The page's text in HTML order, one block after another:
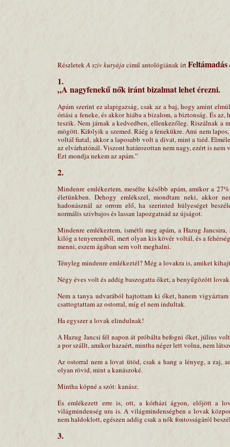
RészletekA szív kutyája című antológiának írtFeltámadás
1.
„A nagyfenekű nők iránt bizalmat lehet érezni.
Apám szerint ez alapigazság, csak az a baj, hogy amint
óriási a feneke, és akkor hiába a bizalom, a biztonság. És
teszik. Nem járnak a kedvedben, ellenkezőleg. Riszálnak a
mögött. Kifolyik a szemed. Ráég a fenekükre. Ami nem
voltál fiatal, akkor a laposabb volt a divat, mint a tiéd.
az elvárhatónál. Viszont határozottan nem nagy, ezért is nem
Ezt mondja nekem az apám.”
2.
Mindenre emlékeztem, mesélte később apám, amikor a
életünkben. Dehogy emlékszel, mondtam neki, akkor
hadonásznál az orrom elő, ha szerinted hülyeséget
normális szívbajos és lassan lapozgatnád az újságot.
Mindenre emlékeztem, ismétli meg apám, a Hazug
kilóg a tenyeremből, mert olyan kis kövér voltál, és a
menni, eszem ágában sem volt meghalni.
Tényleg mindenre emlékeztél? Még a lovakra is, amiket
Négy éves volt és addig baszogatta őket, a benyűgözött
Nem a tanya udvarából hajtottam ki őket, hanem
csattogtattam az ostorral, míg el nem indultak.
Ha egyszer a lovak elindulnak!
A Hazug Jancsi fél napon át próbálta befogni őket, július
a por szállt, amikor hazaért, mintha néger lett volna, nem
Az ostorral nem a lovat ütöd, csak a hang a lényeg, a zaj,
olyan rövid, mint a kanászoké.
Mintha köpné a szót: kanász.
És emlékezett erre is, ott, a kórházi ágyon, előjött a
világmindenség ura is. A világmindenségben a lovak
nem haldoklott, egészen addig csak a nők fontosságáról
3.